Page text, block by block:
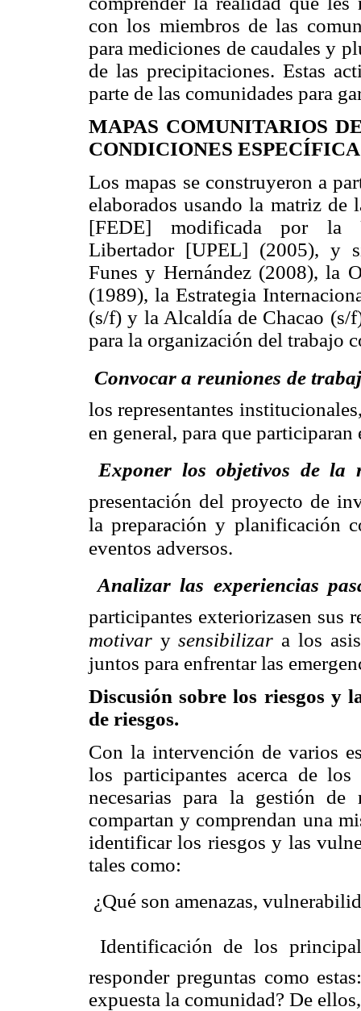
con los miembros de las
para mediciones de caudales y
de las precipitaciones. Estas
parte de las comunidades para
MAPAS COMUNITARIOS
CONDICIONES
Los mapas se construyeron a
elaborados usando la matriz de
[FEDE] modificada por la
Libertador [UPEL] (2005), y
Funes y Hernández (2008), la
(1989), la Estrategia
(s/f) y la Alcaldía de Chacao (s/
para la organización del trabajo
 Convocar a reuniones de
los representantes
en general, para que
 Exponer los objetivos de
presentación del proyecto de
la preparación y planificación
eventos adversos.
 Analizar las experiencias
participantes exteriorizasen sus
motivar ysensibilizar a los
juntos para enfrentar las
Discusión sobre los riesgos y
de riesgos.
Con la intervención de varios
los participantes acerca de
necesarias para la gestión
compartan y comprendan una
identificar los riesgos y las
tales como:
 ¿Qué son amenazas,
 Identificación de los
responder preguntas como
expuesta la comunidad? De